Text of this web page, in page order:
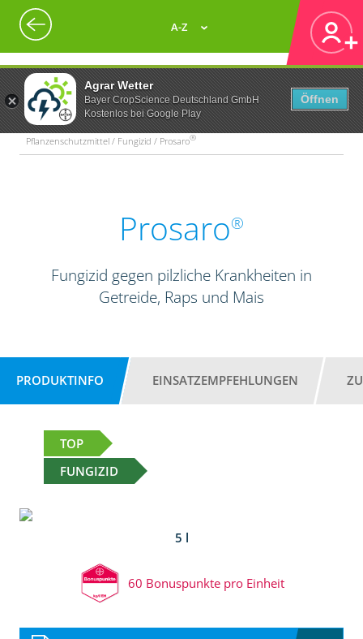
Agrar Wetter
Bayer CropScience Deutschland GmbH
Kostenlos bei Google Play
Öffnen
A-Z
Pflanzenschutzmittel / Fungizid / Prosaro®
Prosaro®
Fungizid gegen pilzliche Krankheiten in
Getreide, Raps und Mais
PRODUKTINFO EINSATZEMPFEHLUNGEN
TOP
FUNGIZID
5 l
60 Bonuspunkte pro Einheit